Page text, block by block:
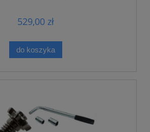
529,00 zł
do koszyka